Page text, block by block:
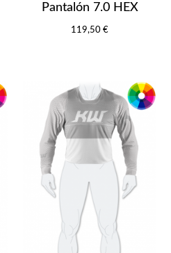
Pantalón 7.0 HEX
119,50 €